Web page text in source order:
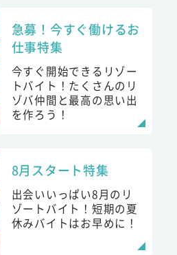
急募！今すぐ働けるお
仕事特集
今すぐ開始できるリゾー
トバイト！たくさんのリ
ゾバ仲間と最高の思い出
を作ろう！
8月スタート特集
出会いいっぱい8月のリ
ゾートバイト！短期の夏
休みバイトはお早めに！